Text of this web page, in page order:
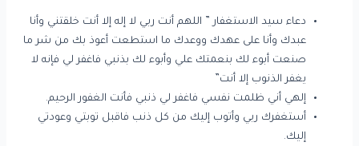
دعاء سيد الاستغفار ” اللهم أنت ربي لا إله إلا أنت خلقتني وأنا
عبدك وأنا على عهدك ووعدك ما استطعت أعوذ بك من شر ما
صنعت أبوء لك بنعمتك علي وأبوء لك بذنبي فاغفر لي فإنه لا
يغفر الذنوب إلا أنت”
إلهي أني ظلمت نفسي فاغفر لي ذنبي فأنت الغفور الرحيم.
أستغفرك ربي وأتوب إليك من كل ذنب فاقبل توبتي وعودتي
إليك.